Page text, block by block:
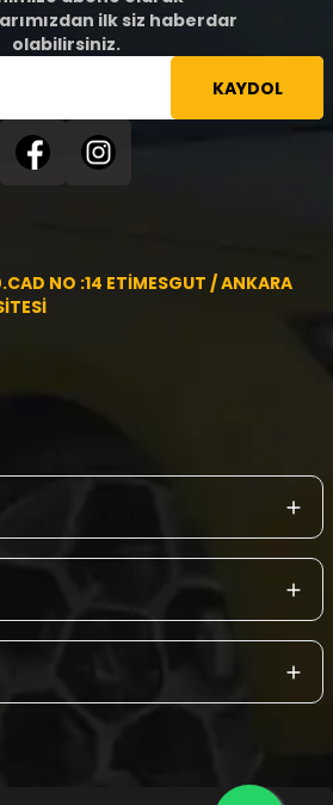
ilk siz haberdar
olabilirsiniz.
KAYDOL
NO :14 ETİMESGUT / ANKARA